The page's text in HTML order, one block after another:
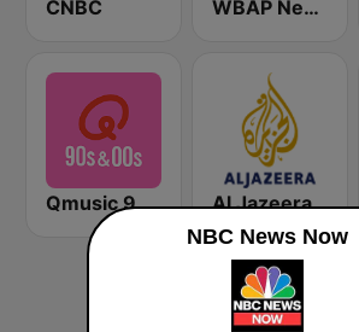
CNBC WBAP News / Talk 820 AM and 96.7 FM
Qmusic 90's & 00's Al Jazeera English (قناة الجزيرة)
NBC News Now